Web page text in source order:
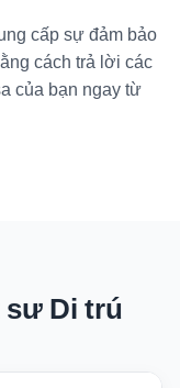
cấp sự đảm bảo
cách trả lời các
của bạn ngay từ
sư Di trú